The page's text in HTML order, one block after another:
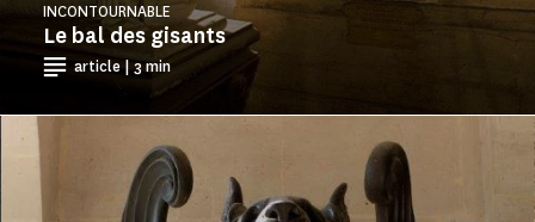
Le bal des gisants
INCONTOURNABLE
article | 3 min